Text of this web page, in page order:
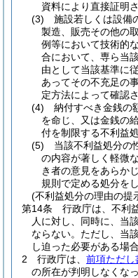
資料により直接証明
(3)
施設若しくは設備
製造、販売その他の
例等において技術的
合において、専ら当
由として当該基準に
あってその不充足の
定方法によって確認
(4)
納付すべき金銭の
を命じ、又は金銭の
付を制限する不利益
(5)
当該不利益処分の
の内容が著しく軽微
き者の意見をあらか
規則で定める処分を
(不利益処分の理由の提
第14条
行政庁は、不利
人に対し、同時に、当
ならない。 ただし、当
し迫った必要がある場
2
行政庁は、 前項ただし
の所在が判明しなくな